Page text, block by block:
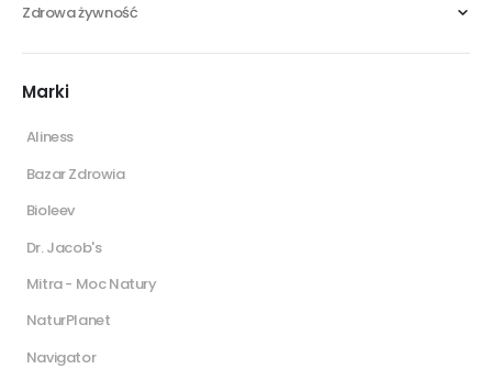
Zdrowa żywność
Marki
Aliness
Bazar Zdrowia
Bioleev
Dr. Jacob's
Mitra - Moc Natury
NaturPlanet
Navigator